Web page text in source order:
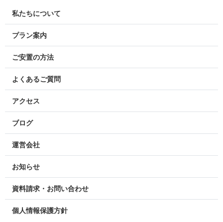
私たちについて
プラン案内
ご安置の方法
よくあるご質問
アクセス
ブログ
運営会社
お知らせ
資料請求・お問い合わせ
個人情報保護方針